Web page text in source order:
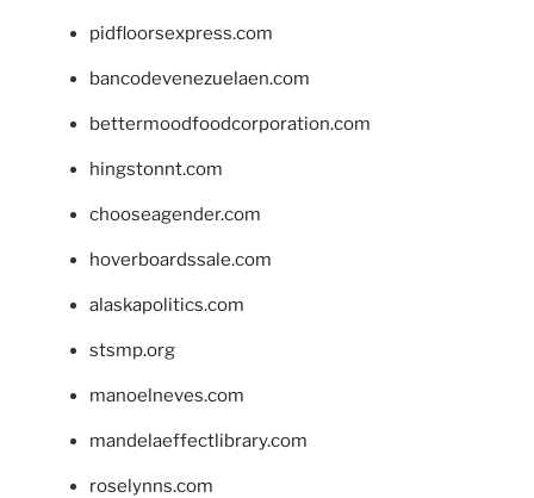
pidfloorsexpress.com
bancodevenezuelaen.com
bettermoodfoodcorporation.com
hingstonnt.com
chooseagender.com
hoverboardssale.com
alaskapolitics.com
stsmp.org
manoelneves.com
mandelaeffectlibrary.com
roselynns.com